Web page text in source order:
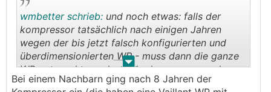
locker durchkommen (bei
ein bisschen genauer planen), deswegen sind die
16kW leider wirklich Wahnsinn.
. .
wmbetter schrieb: und noch etwas: falls der
kompressor tatsächlich nach einigen Jahren
wegen der bis jetzt falsch konfigurierten und
überdimensionierten WP- muss dann die ganze
WPgetauscht werden, oder kann man nur den
kompressor wechseln?
Bei einem Nachbarn ging nach 8 Jahren der